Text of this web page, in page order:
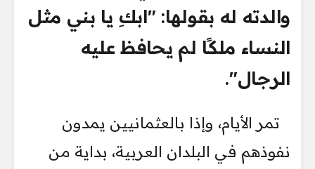
والدته له بقولها: "ابكِ يا بني مثل
النساء ملكًا لم يحافظ عليه
الرجال".
تمر الأيام، وإذا بالعثمانيين يمدون
نفوذهم في البلدان العربية، بداية من